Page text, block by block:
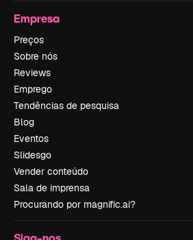
Empresa
Preços
Sobre nós
Reviews
Emprego
Tendências de pesquisa
Blog
Eventos
Slidesgo
Vender conteúdo
Sala de imprensa
Procurando por magnific.ai?